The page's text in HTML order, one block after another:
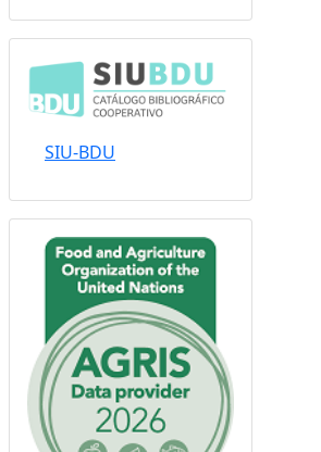
Sistema Nacional de
Repositorios
SIU-BDU